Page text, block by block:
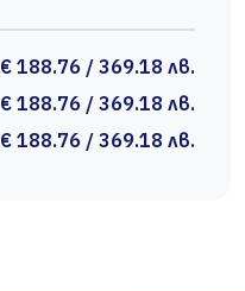
€ 188.76 / 369.18 лв.
€ 188.76 / 369.18 лв.
€ 188.76 / 369.18 лв.